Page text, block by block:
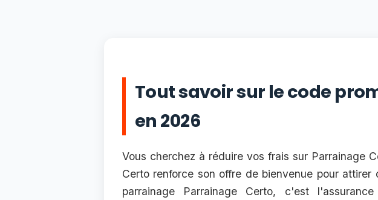
Tout savoir sur le code
en 2026
Vous cherchez à réduire vos frais sur Parrainage
Certo renforce son offre de bienvenue pour
parrainage Parrainage Certo, c'est